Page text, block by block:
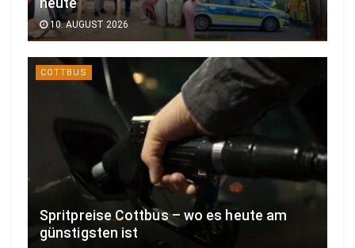
heute
10. AUGUST 2026
COTTBUS
Spritpreise Cottbus – wo es heute am
günstigsten ist